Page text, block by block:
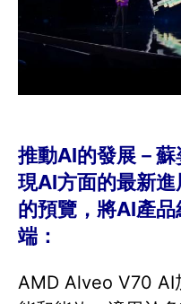
推動AI的發展－
現AI方面的最新
的預覽，將AI產
端：
AMD Alveo V70 AI